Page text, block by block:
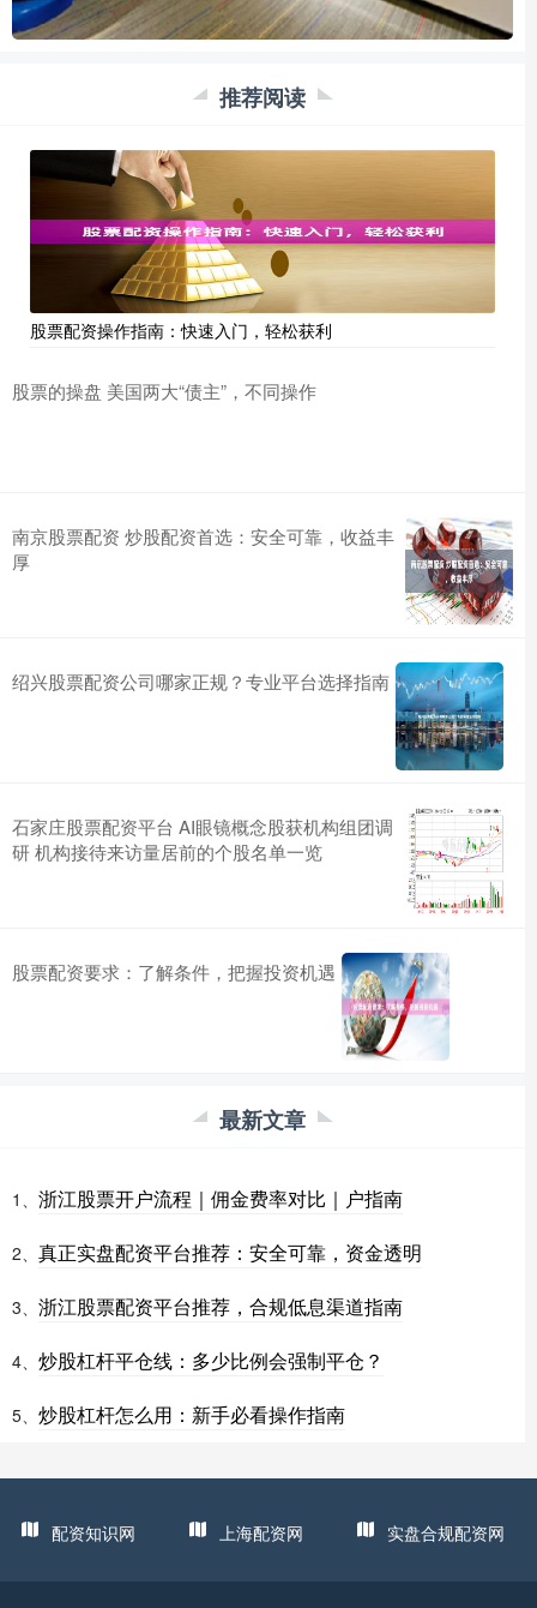
推荐阅读
股票配资操作指南：快速入门，轻松获利
股票的操盘 美国两大“债主”，不同操作
南京股票配资 炒股配资首选：安全可靠，收益丰
厚
绍兴股票配资公司哪家正规？专业平台选择指南
石家庄股票配资平台 AI眼镜概念股获机构组团调
研 机构接待来访量居前的个股名单一览
股票配资要求：了解条件，把握投资机遇
最新文章
1、 浙江股票开户流程｜佣金费率对比｜户指南
2、 真正实盘配资平台推荐：安全可靠，资金透明
3、 浙江股票配资平台推荐，合规低息渠道指南
4、 炒股杠杆平仓线：多少比例会强制平仓？
5、 炒股杠杆怎么用：新手必看操作指南
配资知识网 上海配资网 实盘合规配资网